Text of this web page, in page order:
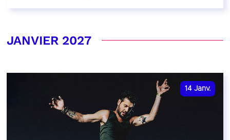
JANVIER 2027
14 Janv.